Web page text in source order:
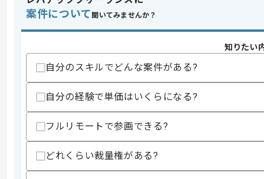
その他募集要項
募集人数
1人
エージェントからのコ
メント
案件について 聞いてみませんか？
知りたい
自分のスキルでどんな案件がある?
自分の経験で単価はいくらになる?
フルリモートで参画できる?
どれくらい裁量権がある?